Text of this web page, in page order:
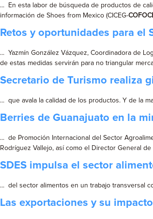
... En esta labor de búsqueda de productos de
información de Shoes from Mexico (CICEG-
Retos y oportunidades para el
... Yazmín González Vázquez, Coordinadora de
de estas medidas servirán para no triangular
Secretario de Turismo realiza
... que avala la calidad de los productos. Y de la
Berries de Guanajuato en la
... de Promoción Internacional del Sector
Rodríguez Vallejo, así como el Director General de
SDES impulsa el sector
... del sector alimentos en un trabajo transversal
Las exportaciones y su